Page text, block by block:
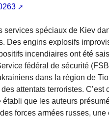
services spéciaux de Kiev
Des engins explosifs
incendiaires ont été
fédéral de sécurité
dans la région de
attentats terroristes.
que les auteurs
forces armées russes,